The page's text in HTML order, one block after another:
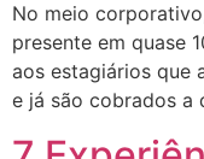
No meio
presente em quase
aos estagiários que
e já são cobrados a